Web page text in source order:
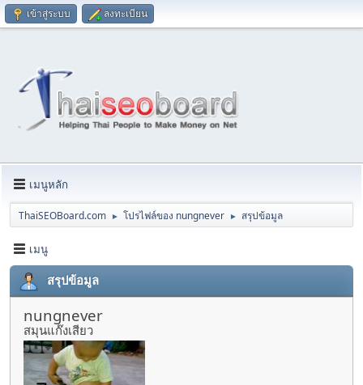
เข้าสู่ระบบ ลงทะเบียน
เมนูหลัก
ThaiSEOBoard.com ► โปรไฟล์ของ nungnever ► สรุปข้อมูล
เมนู
สรุปข้อมูล
nungnever
สมุนแก๊งเสียว